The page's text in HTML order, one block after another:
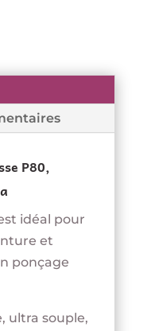
P80,
idéal pour
et
ponçage
ultra souple,